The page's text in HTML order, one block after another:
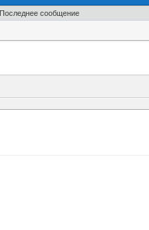
Последнее сообщение